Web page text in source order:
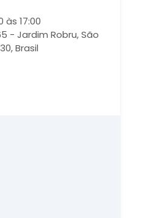
às 17:00
- Jardim Robru, São
Brasil